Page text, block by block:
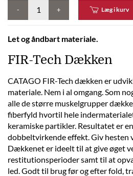
- + Læg i kurv
Let og åndbart materiale.
FIR-Tech Dækken
CATAGO FIR-Tech dækken er
materiale. Nem i al omgang. Som
alle de større muskelgrupper
fiberfyld hvortil hele
keramiske partikler. Resultatet er
dobbeltvirkende effekt. Giv hesten
Dækkenet er ideelt til at give øget
restitutionsperioder samt til at
led. Godt til brug før og efter fold,